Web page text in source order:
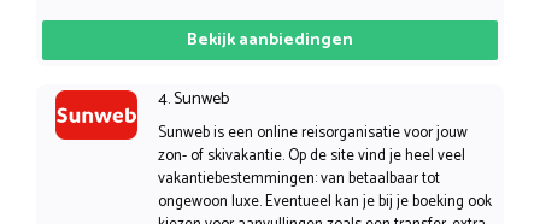
Bekijk aanbiedingen
4. Sunweb
Sunweb is een online reisorganisatie voor jouw
zon- of skivakantie. Op de site vind je heel veel
vakantiebestemmingen: van betaalbaar tot
ongewoon luxe. Eventueel kan je bij je boeking ook